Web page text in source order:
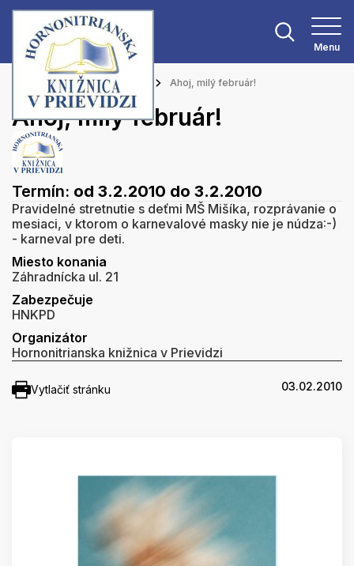
Menu
Hlavná stránka Podujatia Ahoj, milý február!
Ahoj, milý február!
Termín: od 3.2.2010 do 3.2.2010
Pravidelné stretnutie s deťmi MŠ Mišíka, rozprávanie o
mesiaci, v ktorom o karnevalové masky nie je núdza:-)
- karneval pre deti.
Miesto konania
Záhradnícka ul. 21
Zabezpečuje
HNKPD
Organizátor
Hornonitrianska knižnica v Prievidzi
Vytlačiť stránku 03.02.2010